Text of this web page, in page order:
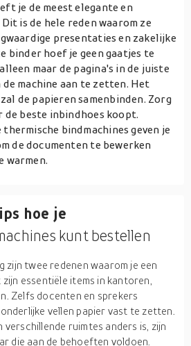
je de meest elegante en
is de hele reden waarom ze
presentaties en zakelijke
binder hoef je geen gaatjes te
maar de pagina's in de juiste
machine aan te zetten. Het
de papieren samenbinden. Zorg
beste inbindhoes koopt.
thermische bindmachines geven je
de documenten te bewerken
warmen.
hoe je
kunt bestellen
zijn twee redenen waarom je een
essentiële items in kantoren,
Zelfs docenten en sprekers
vellen papier vast te zetten.
verschillende ruimtes anders is, zijn
die aan de behoeften voldoen.